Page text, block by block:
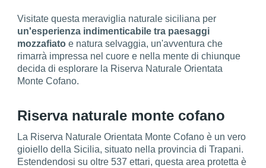
Visitate questa meraviglia naturale siciliana per
un'esperienza indimenticabile tra paesaggi
mozzafiato e natura selvaggia, un'avventura che
rimarrà impressa nel cuore e nella mente di chiunque
decida di esplorare la Riserva Naturale Orientata
Monte Cofano.
Riserva naturale monte cofano
La Riserva Naturale Orientata Monte Cofano è un vero
gioiello della Sicilia, situato nella provincia di Trapani.
Estendendosi su oltre 537 ettari, questa area protetta è